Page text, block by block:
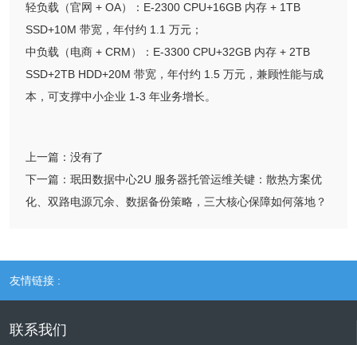
轻负载（官网 + OA）：E-2300 CPU+16GB 内存 + 1TB
SSD+10M 带宽，年付约 1.1 万元；
中负载（电商 + CRM）：E-3300 CPU+32GB 内存 + 2TB
SSD+2TB HDD+20M 带宽，年付约 1.5 万元，兼顾性能与成
本，可支撑中小企业 1-3 年业务增长。
上一篇： 没有了
下一篇： 珉田数据中心2U 服务器托管运维关键：散热方案优
化、双路电源冗余、数据备份策略，三大核心保障如何落地？
友情链接 :
联系我们